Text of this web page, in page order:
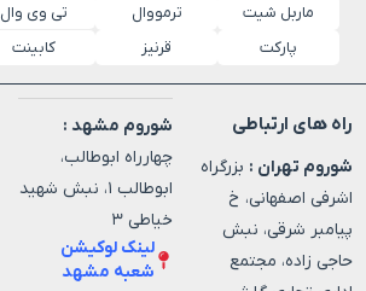
ماربل شیت ترمووال تی وی وال
پارکت
قرنیز کابینت
راه های ارتباطی
شوروم تهران : بزرگراه
اشرفی اصفهانی، خ
پیامبر شرقی، نبش
حاجی زاده، مجتمع
شوروم مشهد :
چهارراه ابوطالب،
ابوطالب ۱، نبش شهید
خیاطی ۳
لینک لوکیشن
شعبه مشهد